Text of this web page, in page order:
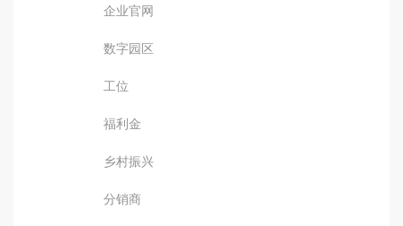
企业官网
数字园区
工位
福利金
乡村振兴
分销商